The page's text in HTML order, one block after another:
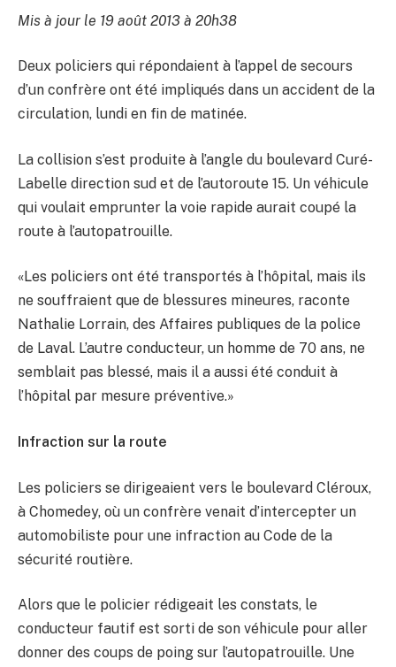
Mis à jour le 19 août 2013 à 20h38
Deux policiers qui répondaient à l’appel de secours
d’un confrère ont été impliqués dans un accident de la
circulation, lundi en fin de matinée.
La collision s’est produite à l’angle du boulevard Curé-
Labelle direction sud et de l’autoroute 15. Un véhicule
qui voulait emprunter la voie rapide aurait coupé la
route à l’autopatrouille.
«Les policiers ont été transportés à l’hôpital, mais ils
ne souffraient que de blessures mineures, raconte
Nathalie Lorrain, des Affaires publiques de la police
de Laval. L’autre conducteur, un homme de 70 ans, ne
semblait pas blessé, mais il a aussi été conduit à
l’hôpital par mesure préventive.»
Infraction sur la route
Les policiers se dirigeaient vers le boulevard Cléroux,
à Chomedey, où un confrère venait d’intercepter un
automobiliste pour une infraction au Code de la
sécurité routière.
Alors que le policier rédigeait les constats, le
conducteur fautif est sorti de son véhicule pour aller
donner des coups de poing sur l’autopatrouille. Une